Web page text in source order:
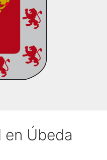
en Úbeda